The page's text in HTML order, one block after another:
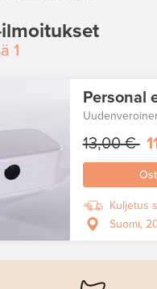
1
Personal
13,00 €
Kuljetus
Suomi,